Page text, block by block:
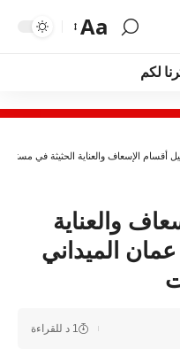
Aa
لكم
أقسام الإسعاف والعناية الحثيثة في
والعناية
الميداني
1 د للقراءة